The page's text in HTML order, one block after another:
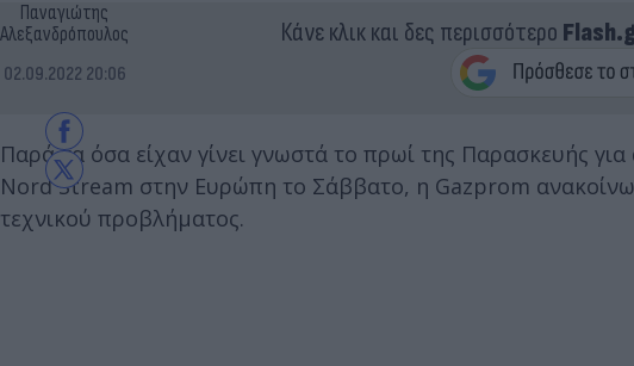
Παναγιώτης
Αλεξανδρόπουλος
02.09.2022 20:06
Κάνε κλικ και δες περισσότερο
Παρά τα όσα είχαν γίνει γνωστά το πρωί της Παρασκευής
Nord Stream στην Ευρώπη το Σάββατο, η Gazprom
τεχνικού προβλήματος.